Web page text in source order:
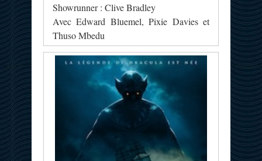
Showrunner : Clive Bradley
Avec Edward Bluemel, Pixie Davies et
Thuso Mbedu